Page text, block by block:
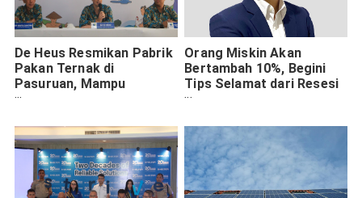
De Heus Resmikan Pabrik
Pakan Ternak di
Pasuruan, Mampu
Produksi 300.000 Ton Per
Orang Miskin Akan
Bertambah 10%, Begini
Tips Selamat dari Resesi
2023